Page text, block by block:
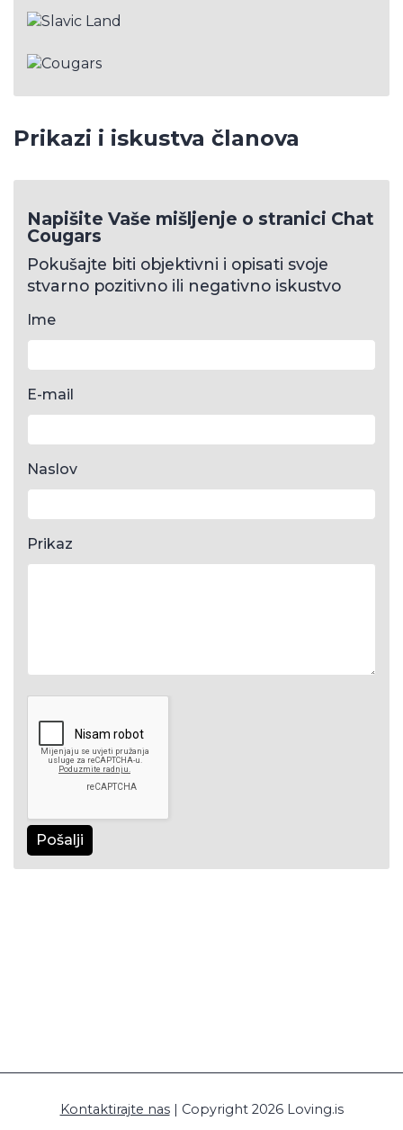
Prikazi i iskustva članova
Napišite Vaše mišljenje o stranici Chat
Cougars
Pokušajte biti objektivni i opisati svoje
stvarno pozitivno ili negativno iskustvo
Ime
E-mail
Naslov
Prikaz
Pošalji
Kontaktirajte nas| Copyright 2026 Loving.is